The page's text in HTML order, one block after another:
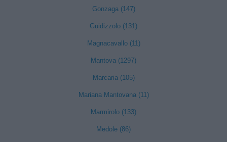
Gonzaga (147)
Guidizzolo (131)
Magnacavallo (11)
Mantova (1297)
Marcaria (105)
Mariana Mantovana (11)
Marmirolo (133)
Medole (86)